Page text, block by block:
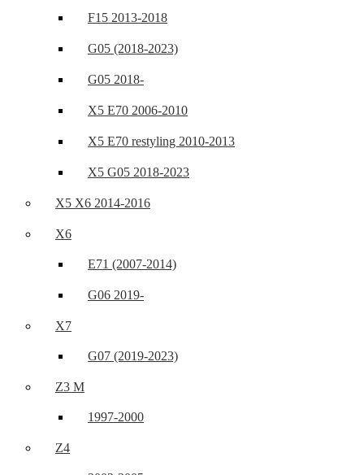
F15 2013-2018
G05 (2018-2023)
G05 2018-
X5 E70 2006-2010
X5 E70 restyling 2010-2013
X5 G05 2018-2023
X5 X6 2014-2016
X6
E71 (2007-2014)
G06 2019-
X7
G07 (2019-2023)
Z3 M
1997-2000
Z4